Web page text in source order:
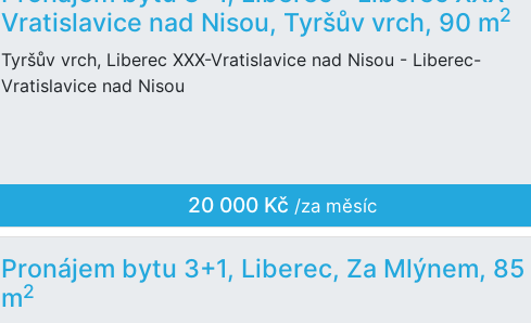
Vratislavice nad Nisou, Tyršův vrch, 90 m2
Tyršův vrch, Liberec XXX-Vratislavice nad Nisou - Liberec-
Vratislavice nad Nisou
20 000 Kč /za měsíc
Pronájem bytu 3+1, Liberec, Za Mlýnem, 85
m2